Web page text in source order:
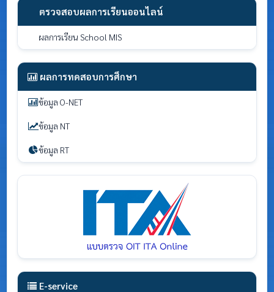
ตรวจสอบผลการเรียนออนไลน์
ผลการเรียน School MIS
ผลการทดสอบการศึกษา
ข้อมูล O-NET
ข้อมูล NT
ข้อมูล RT
E-service